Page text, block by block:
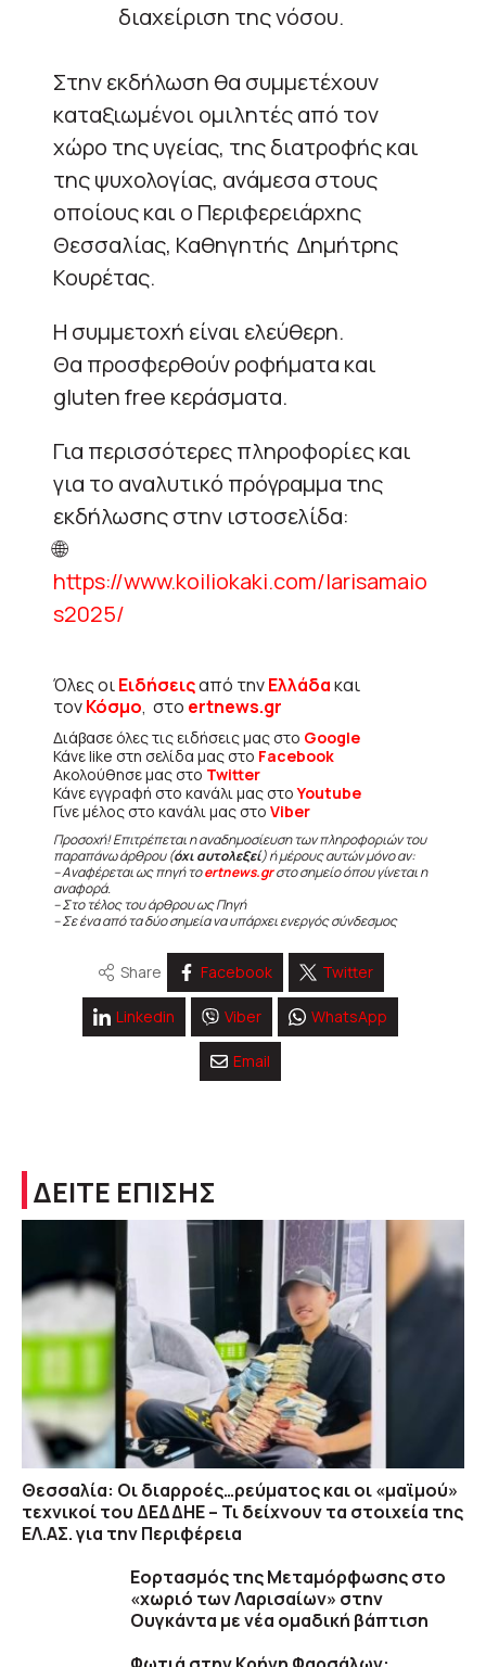
διαχείριση της νόσου.
Στην εκδήλωση θα συμμετέχουν
καταξιωμένοι ομιλητές από τον
χώρο της υγείας, της διατροφής και
της ψυχολογίας, ανάμεσα στους
οποίους και ο Περιφερειάρχης
Θεσσαλίας, Καθηγητής Δημήτρης
Κουρέτας.
Η συμμετοχή είναι ελεύθερη.
Θα προσφερθούν ροφήματα και
gluten free κεράσματα.
Για περισσότερες πληροφορίες και
για το αναλυτικό πρόγραμμα της
εκδήλωσης στην ιστοσελίδα:
🌐
https://www.koiliokaki.com/larisamaio
s2025/
Όλες οιΕιδήσειςαπό τηνΕλλάδακαι
τονΚόσμο, στο ertnews.gr
Διάβασε όλες τις ειδήσεις μας στο Google
Κάνε like στη σελίδα μας στο Facebook
Ακολούθησε μας στο Twitter
Κάνε εγγραφή στο κανάλι μας στοYoutube
Γίνε μέλος στο κανάλι μας στο Viber
Προσοχή! Επιτρέπεται η αναδημοσίευση των πληροφοριών του
παραπάνω άρθρου (όχι αυτολεξεί) ή μέρους αυτών μόνο αν:
– Αναφέρεται ως πηγή τοertnews.grστο σημείο όπου γίνεται η
αναφορά.
– Στο τέλος του άρθρου ως Πηγή
– Σε ένα από τα δύο σημεία να υπάρχει ενεργός σύνδεσμος
Share Facebook Twitter
Linkedin Viber WhatsApp
Email
ΔΕΙΤΕ ΕΠΙΣΗΣ
Θεσσαλία: Οι διαρροές…ρεύματος και οι «μαϊμού»
τεχνικοί του ΔΕΔΔΗΕ – Τι δείχνουν τα στοιχεία της
ΕΛ.ΑΣ. για την Περιφέρεια
Εορτασμός της Μεταμόρφωσης στο
«χωριό των Λαρισαίων» στην
Ουγκάντα με νέα ομαδική βάπτιση